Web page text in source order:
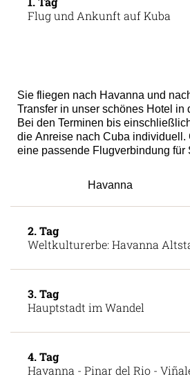
1. Tag
Flug und Ankunft auf Kuba
Sie fliegen nach Havanna und
Transfer in unser schönes Hotel in
Bei den Terminen bis
die Anreise nach Cuba individuell.
eine passende Flugverbindung für
2. Tag
3. Tag
4. Tag